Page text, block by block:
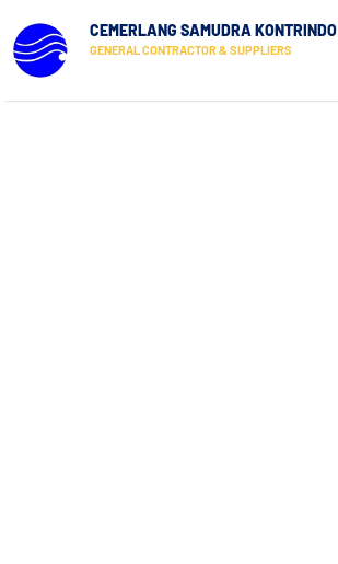
CEMERLANG SAMUDRA KONTRINDO
GENERAL CONTRACTOR & SUPPLIERS